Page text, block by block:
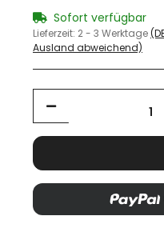
Sofort verfügbar
Lieferzeit: 2 - 3 Werktage
Ausland abweichend)